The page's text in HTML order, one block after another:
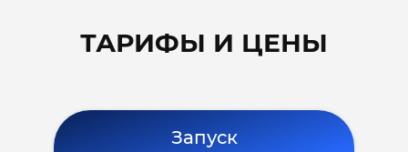
ТАРИФЫ И ЦЕНЫ
Запуск